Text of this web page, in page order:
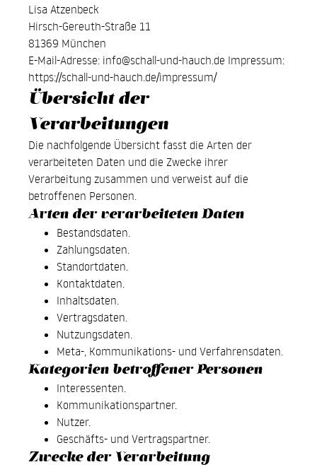
Lisa Atzenbeck
Hirsch-Gereuth-Straße 11
81369 München
E-Mail-Adresse: info@schall-und-hauch.de Impressum:
https://schall-und-hauch.de/impressum/
Übersicht der
Verarbeitungen
Die nachfolgende Übersicht fasst die Arten der
verarbeiteten Daten und die Zwecke ihrer
Verarbeitung zusammen und verweist auf die
betroffenen Personen.
Arten der verarbeiteten Daten
Bestandsdaten.
Zahlungsdaten.
Standortdaten.
Kontaktdaten.
Inhaltsdaten.
Vertragsdaten.
Nutzungsdaten.
Meta-, Kommunikations- und Verfahrensdaten.
Kategorien betroffener Personen
Interessenten.
Kommunikationspartner.
Nutzer.
Geschäfts- und Vertragspartner.
Zwecke der Verarbeitung